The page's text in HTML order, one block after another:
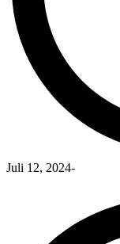
Juli 12, 2024-